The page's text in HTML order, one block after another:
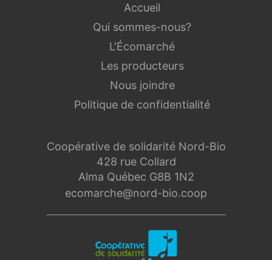
Coopérative de solidarité Nord-Bio
428 rue Collard
Alma Québec G8B 1N2
ecomarche@nord-bio.coop
Accueil
Qui sommes-nous?
L'Écomarché
Les producteurs
Nous joindre
Politique de confidentialité